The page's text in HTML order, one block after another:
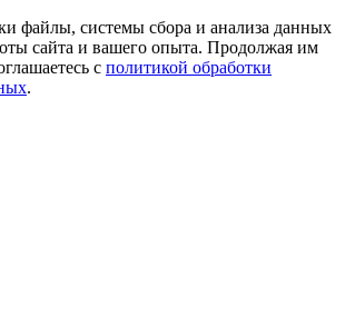
файлы, системы сбора и анализа данных
сайта и вашего опыта. Продолжая им
с политикой обработки
.